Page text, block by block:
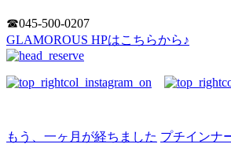
☎︎045-500-0207
GLAMOROUS HPはこちらから♪
もう、一ヶ月が経ちました プチインナ